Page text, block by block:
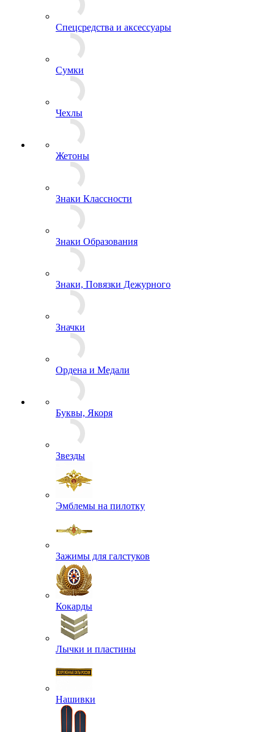
Кепки
Панамы
Пилотки
Фуражки
Шапки
Шапки-ушанки
Выживание
Измерительные приборы
Кобуры
Несессеры и комплектующие
Подсумки
Рюкзаки
СИЗ
Спальные мешки, подушки, одеяла
Спецсредства и аксессуары